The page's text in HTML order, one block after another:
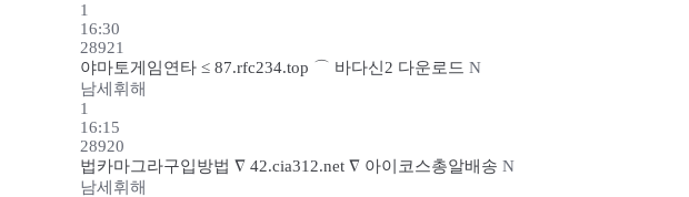
1
16:30
28921
야마토게임연타 ≤ 87.rfc234.top ⌒ 바다신2 다운로드 N
남세휘해
1
16:15
28920
법카마그라구입방법 ∇ 42.cia312.net ∇ 아이코스총알배송 N
남세휘해